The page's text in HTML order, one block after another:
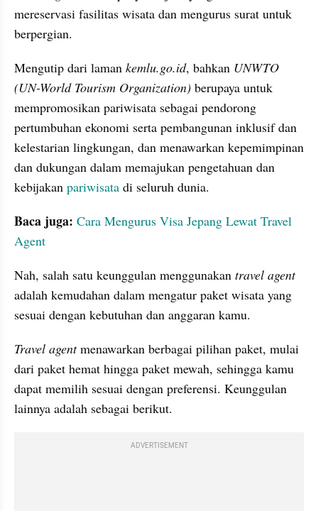
mereservasi fasilitas wisata dan mengurus surat untuk
berpergian.
Mengutip dari laman kemlu.go.id, bahkan UNWTO
(UN-World Tourism Organization) berupaya untuk
mempromosikan pariwisata sebagai pendorong
pertumbuhan ekonomi serta pembangunan inklusif dan
kelestarian lingkungan, dan menawarkan kepemimpinan
dan dukungan dalam memajukan pengetahuan dan
kebijakan pariwisata di seluruh dunia.
Baca juga: Cara Mengurus Visa Jepang Lewat Travel
Agent
Nah, salah satu keunggulan menggunakan travel agent
adalah kemudahan dalam mengatur paket wisata yang
sesuai dengan kebutuhan dan anggaran kamu.
Travel agent menawarkan berbagai pilihan paket, mulai
dari paket hemat hingga paket mewah, sehingga kamu
dapat memilih sesuai dengan preferensi. Keunggulan
lainnya adalah sebagai berikut.
ADVERTISEMENT